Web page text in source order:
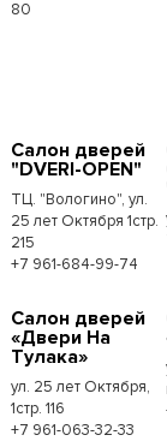
80
Салон дверей
"DVERI-OPEN"
ТЦ. "Вологино", ул.
25 лет Октября 1стр.
215
+7 961-684-99-74
Салон дверей
«Двери На
Тулака»
ул. 25 лет Октября,
1стр. 116
+7 961-063-32-33